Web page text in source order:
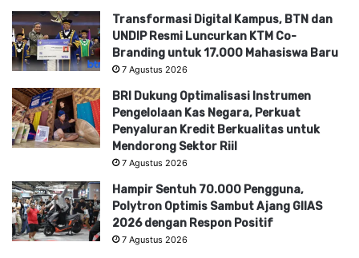
Transformasi Digital Kampus, BTN dan
UNDIP Resmi Luncurkan KTM Co-
Branding untuk 17.000 Mahasiswa Baru
7 Agustus 2026
BRI Dukung Optimalisasi Instrumen
Pengelolaan Kas Negara, Perkuat
Penyaluran Kredit Berkualitas untuk
Mendorong Sektor Riil
7 Agustus 2026
Hampir Sentuh 70.000 Pengguna,
Polytron Optimis Sambut Ajang GIIAS
2026 dengan Respon Positif
7 Agustus 2026